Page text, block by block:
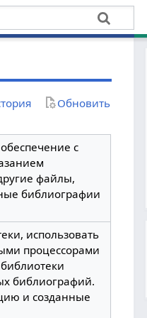
Обновить
с
файлы,
библиографии
использовать
процессорами
библиографий.
и созданные